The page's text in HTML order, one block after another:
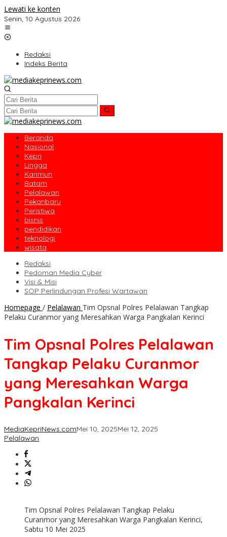
Lewati ke konten
Senin, 10 Agustus 2026
Redaksi
Indeks Berita
Beranda
Nasional
Kepri
Lingga
Karimun
Batam
Pelalawan
Pekanbaru
Peristiwa
bisnis
pendidikan
teknologi
wisata
Redaksi
Pedoman Media Cyber
Visi & Misi
SOP Perlindungan Profesi Wartawan
Homepage / Pelalawan Tim Opsnal Polres Pelalawan Tangkap
Pelaku Curanmor yang Meresahkan Warga Pangkalan Kerinci
Tim Opsnal Polres Pelalawan
Tangkap Pelaku Curanmor
yang Meresahkan Warga
Pangkalan Kerinci
MediaKepriNews.comMei 10, 2025Mei 12, 2025
Pelalawan
Tim Opsnal Polres Pelalawan Tangkap Pelaku
Curanmor yang Meresahkan Warga Pangkalan Kerinci,
Sabtu 10 Mei 2025